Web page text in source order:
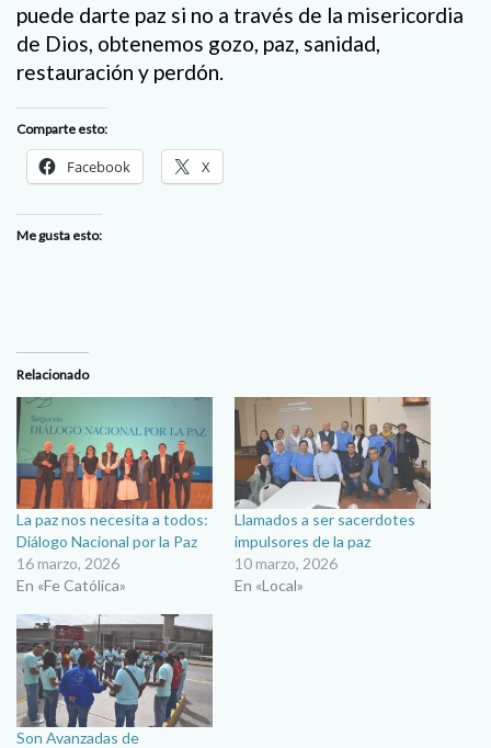
puede darte paz si no a través de la misericordia
de Dios, obtenemos gozo, paz, sanidad,
restauración y perdón.
Comparte esto:
Facebook X
Me gusta esto:
Relacionado
La paz nos necesita a todos:
Diálogo Nacional por la Paz
16 marzo, 2026
En «Fe Católica»
Llamados a ser sacerdotes
impulsores de la paz
10 marzo, 2026
En «Local»
Son Avanzadas de